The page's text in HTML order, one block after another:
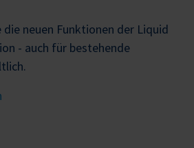
die neuen Funktionen der Liquid
- auch für bestehende